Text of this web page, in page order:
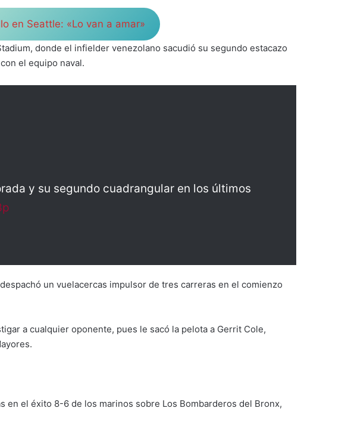
en Seattle: «Lo van a amar»
donde el infielder venezolano sacudió su segundo estacazo
el equipo naval.
y su segundo cuadrangular en los últimos
un vuelacercas impulsor de tres carreras en el comienzo
a cualquier oponente, pues le sacó la pelota a Gerrit Cole,
en el éxito 8-6 de los marinos sobre Los Bombarderos del Bronx,